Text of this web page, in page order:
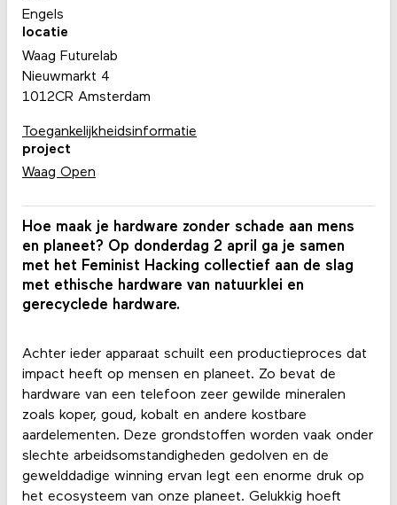
Hoe maak je hardware zonder schade aan mens
en planeet? Op donderdag 2 april ga je samen
met het Feminist Hacking collectief aan de slag
met ethische hardware van natuurklei en
gerecyclede hardware.
Achter ieder apparaat schuilt een productieproces dat
impact heeft op mensen en planeet. Zo bevat de
hardware van een telefoon zeer gewilde mineralen
zoals koper, goud, kobalt en andere kostbare
aardelementen. Deze grondstoffen worden vaak onder
slechte arbeidsomstandigheden gedolven en de
gewelddadige winning ervan legt een enorme druk op
het ecosysteem van onze planeet. Gelukkig hoeft
Engels
locatie
Waag Futurelab
Nieuwmarkt 4
1012CR Amsterdam
Toegankelijkheidsinformatie
project
Waag Open